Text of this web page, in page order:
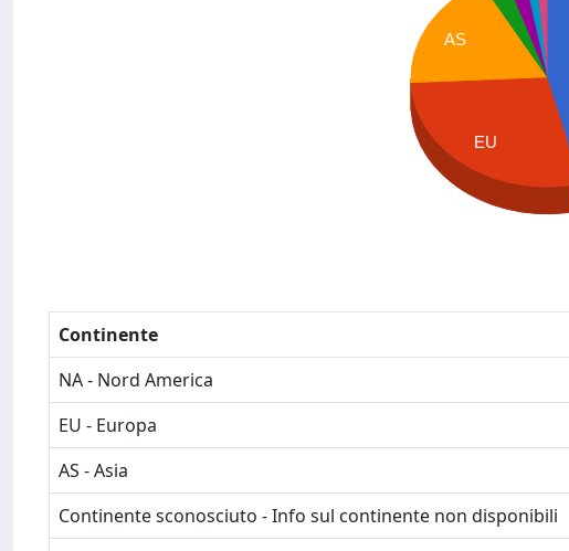
AS
EU
Continente
NA - Nord America
EU - Europa
AS - Asia
Continente sconosciuto - Info sul continente non disponibili